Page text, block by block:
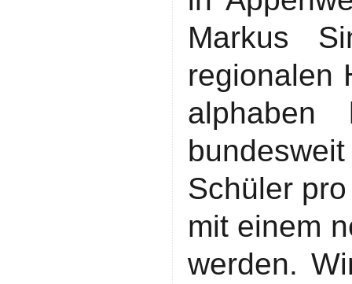
Markus
regionalen
Schüler
mit einem
werden.